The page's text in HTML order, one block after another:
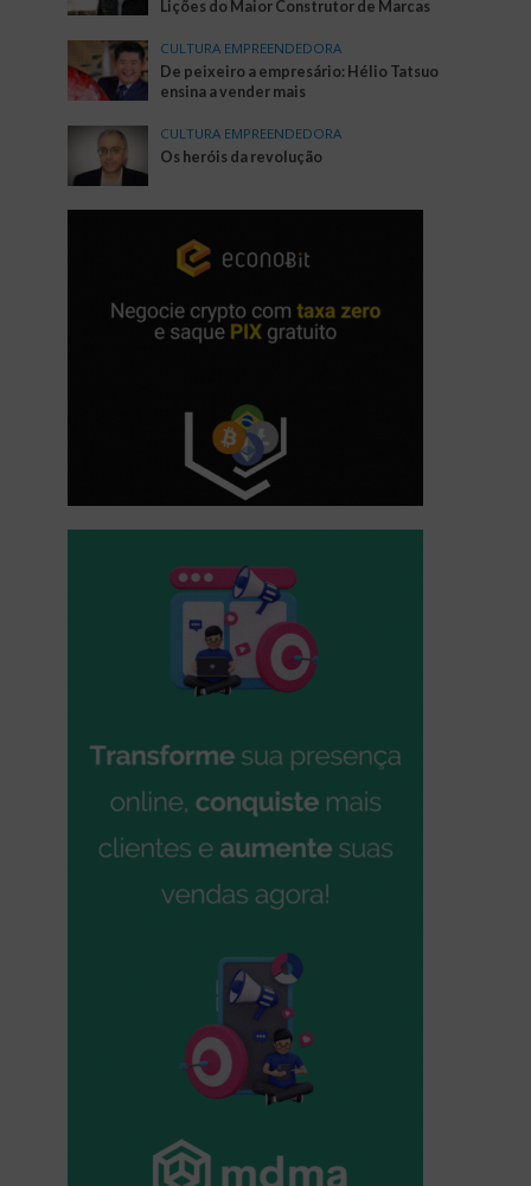
Lições do Maior Construtor de Marcas
CULTURA EMPREENDEDORA
De peixeiro a empresário: Hélio Tatsuo
ensina a vender mais
CULTURA EMPREENDEDORA
Os heróis da revolução